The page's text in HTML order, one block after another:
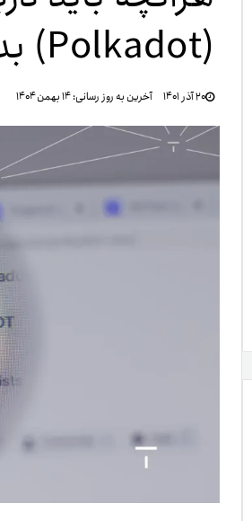
(Polkadot) بدانیم
۲۰ آذر ۱۴۰۱ آخرین به روز رسانی:۱۴ بهمن ۱۴۰۴